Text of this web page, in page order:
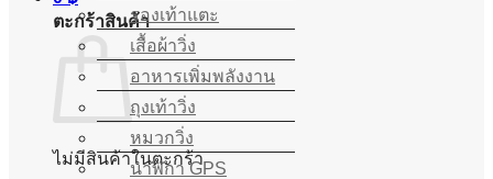
ตะกร้าสินค้า
ไม่มีสินค้าในตะกร้า
รองเท้าแตะ
เสื้อผ้าวิ่ง
อาหารเพิ่มพลังงาน
ถุงเท้าวิ่ง
หมวกวิ่ง
นาฬิกา GPS